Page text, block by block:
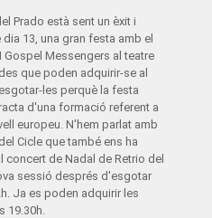
Prado està sent un èxit i
13, una gran festa amb el
Messengers al teatre
que poden adquirir-se al
les perquè la festa
d'una formació referent a
europeu. N'hem parlat amb
Cicle que també ens ha
concert de Nadal de Retrio del
sessió després d'esgotar
Ja es poden adquirir les
19.30h.